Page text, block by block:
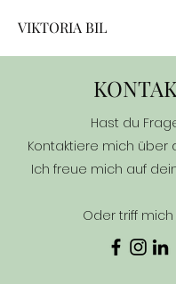
VIKTORIA BIL
Hast du
Kontaktiere mich über
Ich freue mich auf
Oder triff mich